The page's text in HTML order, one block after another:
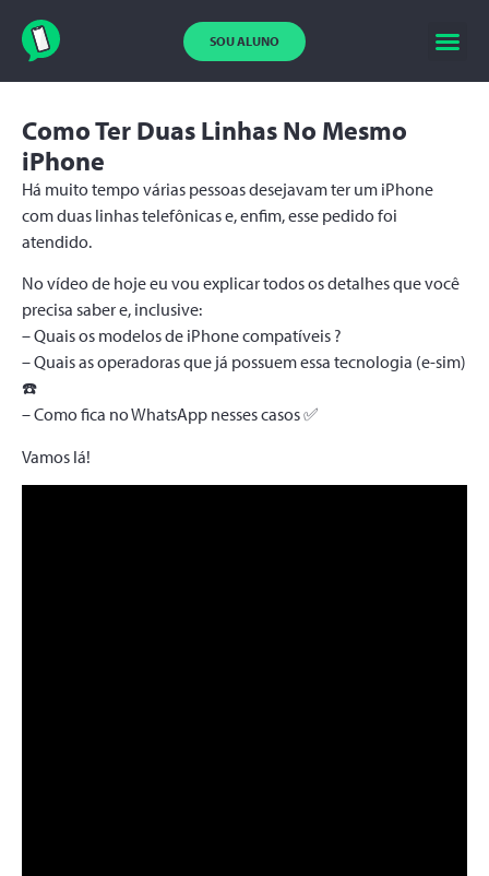
SOU ALUNO
Como Ter Duas Linhas No Mesmo
iPhone
Há muito tempo várias pessoas desejavam ter um iPhone
com duas linhas telefônicas e, enfim, esse pedido foi
atendido.
No vídeo de hoje eu vou explicar todos os detalhes que você
precisa saber e, inclusive:
– Quais os modelos de iPhone compatíveis ?
– Quais as operadoras que já possuem essa tecnologia (e-sim)
☎️
– Como fica no WhatsApp nesses casos ✅
Vamos lá!